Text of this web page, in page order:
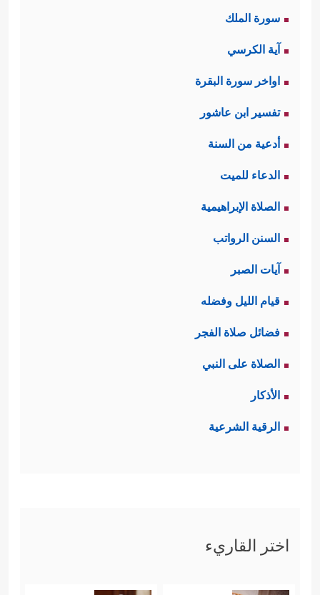
سورة الملك
آية الكرسي
اواخر سورة البقرة
تفسير ابن عاشور
أدعية من السنة
الدعاء للميت
الصلاة الإبراهيمية
السنن الرواتب
آيات الصبر
قيام الليل وفضله
فضائل صلاة الفجر
الصلاة على النبي
الأذكار
الرقية الشرعية
اختر القاريء